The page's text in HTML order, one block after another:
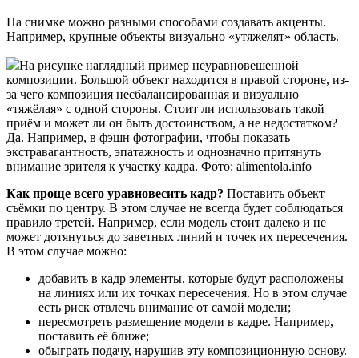
На снимке можно разными способами создавать акценты.
Например, крупные объекты визуально «утяжелят» область.
На рисунке наглядный пример неуравновешенной
композиции. Большой объект находится в правой стороне, из-
за чего композиция несбалансированная и визуально
«тяжёлая» с одной стороны. Стоит ли использовать такой
приём и может ли он быть достоинством, а не недостатком?
Да. Например, в фэшн фотографии, чтобы показать
экстравагантность, эпатажность и однозначно притянуть
внимание зрителя к участку кадра. Фото: alimentola.info
Как проще всего уравновесить кадр? Поставить объект
съёмки по центру. В этом случае не всегда будет соблюдаться
правило третей. Например, если модель стоит далеко и не
может дотянуться до заветных линий и точек их пересечения.
В этом случае можно:
добавить в кадр элементы, которые будут расположены
на линиях или их точках пересечения. Но в этом случае
есть риск отвлечь внимание от самой модели;
пересмотреть размещение модели в кадре. Например,
поставить её ближе;
обыграть подачу, нарушив эту композиционную основу.